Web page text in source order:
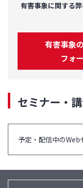
有害事象に関する
有害事象
フォ
セミナー・
予定・配信中の